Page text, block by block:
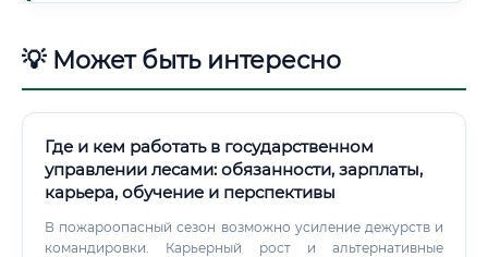
💡 Может быть интересно
Где и кем работать в государственном
управлении лесами: обязанности, зарплаты,
карьера, обучение и перспективы
В пожароопасный сезон возможно усиление дежурств и
командировки. Карьерный рост и альтернативные